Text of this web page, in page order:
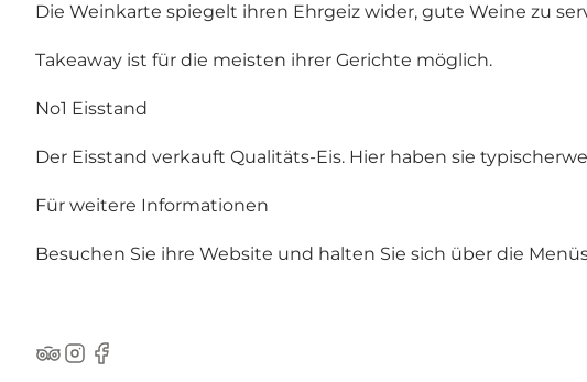
Die Weinkarte spiegelt ihren Ehrgeiz wider, gute Weine zu
Takeaway ist für die meisten ihrer Gerichte möglich.
No1 Eisstand
Der Eisstand verkauft Qualitäts-Eis. Hier haben sie
Für weitere Informationen
Besuchen Sie ihre Website und halten Sie sich über die
TripAdvisor
Instagram
Facebook